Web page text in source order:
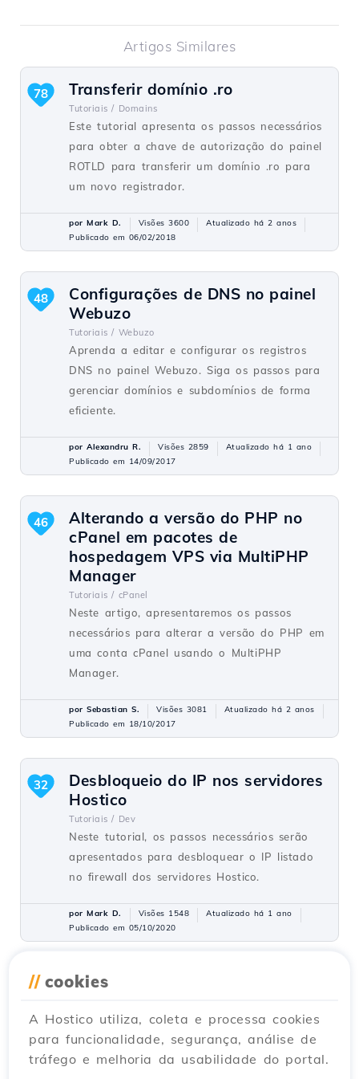
Artigos Similares
Transferir domínio .ro
Tutoriais / Domains
Este tutorial apresenta os passos necessários
para obter a chave de autorização do painel
ROTLD para transferir um domínio .ro para
um novo registrador.
78
por Mark D. Visões 3600
Atualizado há 2 anos
Publicado em 06/02/2018
Configurações de DNS no painel
Webuzo
Tutoriais / Webuzo
Aprenda a editar e configurar os registros
DNS no painel Webuzo. Siga os passos para
gerenciar domínios e subdomínios de forma
eficiente.
48
por Alexandru R. Visões 2859
Atualizado há 1 ano
Publicado em 14/09/2017
Alterando a versão do PHP no
cPanel em pacotes de
hospedagem VPS via MultiPHP
Manager
Tutoriais / cPanel
Neste artigo, apresentaremos os passos
necessários para alterar a versão do PHP em
uma conta cPanel usando o MultiPHP
Manager.
46
por Sebastian S. Visões 3081
Atualizado há 2 anos
Publicado em 18/10/2017
Desbloqueio do IP nos servidores
Hostico
Tutoriais / Dev
Neste tutorial, os passos necessários serão
apresentados para desbloquear o IP listado
no firewall dos servidores Hostico.
32
por Mark D. Visões 1548
Atualizado há 1 ano
Publicado em 05/10/2020
Criando uma conta de e-mail no
Tutoriais / cPanel
O cPanel permite a criação de um número
ilimitado de contas de email associadas a
31
// cookies
A Hostico utiliza, coleta e processa cookies
para funcionalidade, segurança, análise de
tráfego e melhoria da usabilidade do portal.